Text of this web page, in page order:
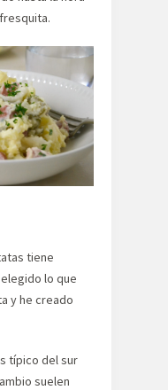
tiene
lo que
y he creado
típico del sur
suelen